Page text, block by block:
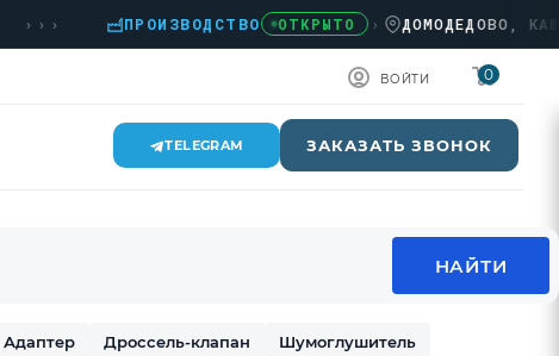
ПРОИЗВОДСТВО ОТКРЫТО › ДОМОДЕДОВО,
ВОЙТИ 0
TELEGRAM ЗАКАЗАТЬ ЗВОНОК
Адаптер Дроссель-клапан
Шумоглушитель